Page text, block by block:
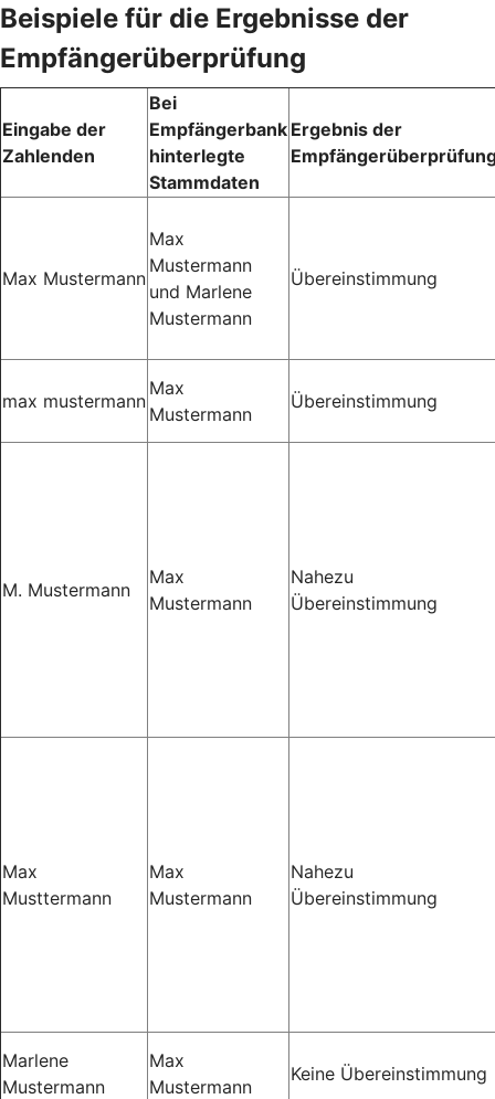
Beispiele für die Ergebnisse der
Empfängerüberprüfung
Eingabe der
Zahlenden
Bei
Empfängerbank
hinterlegte
Stammdaten
Ergebnis der
Max Mustermann
Max
Mustermann
und Marlene
Mustermann
Übereinstimmung
max mustermann
Max
Mustermann
Übereinstimmung
M. Mustermann
Max
Mustermann
Nahezu
Übereinstimmung
Max
Musttermann
Max
Mustermann
Nahezu
Übereinstimmung
Marlene
Mustermann
Max
Mustermann
Keine Übereinstimmung